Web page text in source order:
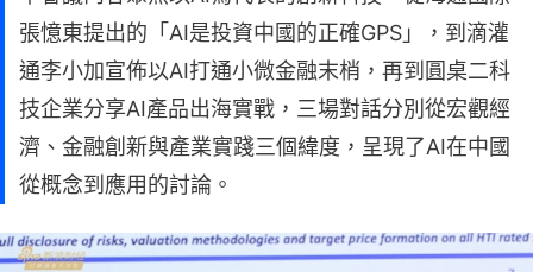
張憶東提出的「AI是投資中國的正確GPS」，到滴灌
通李小加宣佈以AI打通小微金融末梢，再到圓桌二科
技企業分享AI產品出海實戰，三場對話分別從宏觀經
濟、金融創新與產業實踐三個緯度，呈現了AI在中國
從概念到應用的討論。